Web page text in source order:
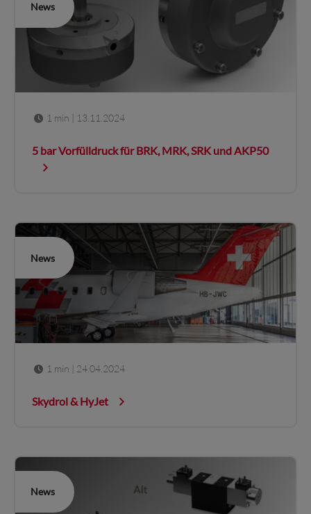
News
1 min | 13.11.2024
5 bar Vorfülldruck für BRK, MRK, SRK und AKP50
News
1 min | 24.04.2024
Skydrol & HyJet
News